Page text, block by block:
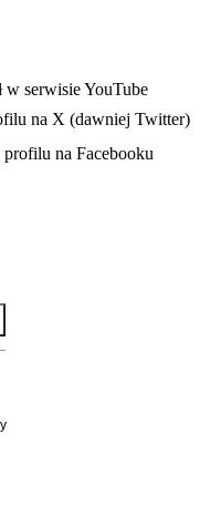
karcie
w serwisie YouTube
na X (dawniej Twitter)
karcie
profilu na Facebooku